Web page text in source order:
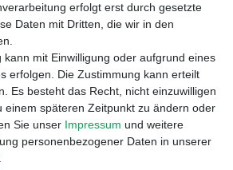
erfolgt erst durch gesetzte
Daten mit Dritten, die wir in den
kann mit Einwilligung oder aufgrund eines
erfolgen. Die Zustimmung kann erteilt
Es besteht das Recht, nicht einzuwilligen
einem späteren Zeitpunkt zu ändern oder
Sie unser Impressum und weitere
personenbezogener Daten in unserer